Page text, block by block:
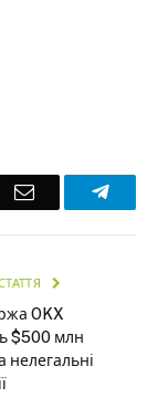
Email
OKX
$500 млн
нелегальні